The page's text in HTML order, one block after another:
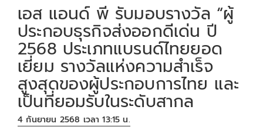
เอส แอนด์ พี รับมอบรางวัล “ผู้
ประกอบธุรกิจส่งออกดีเด่น ปี
2568 ประเภทแบรนด์ไทยยอด
เยี่ยม รางวัลแห่งความสำเร็จ
สูงสุดของผู้ประกอบการไทย และ
เป็นที่ยอมรับในระดับสากล
4 กันยายน 2568 เวลา 13:15 น.